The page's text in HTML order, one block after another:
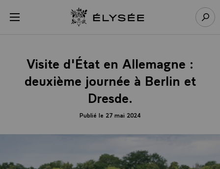
menu Retour à l’accueil Élysée
Visite d'État en Allemagne :
deuxième journée à Berlin et
Dresde.
Publié le 27 mai 2024
Panneau de gestion des cookies